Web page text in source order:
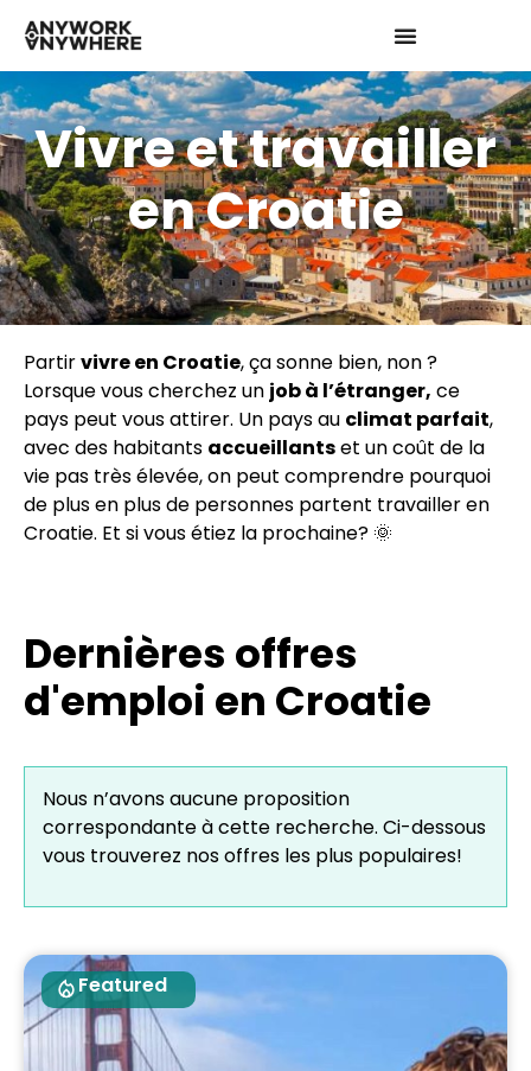
Vivre et travailler
en Croatie
Partirvivre en Croatie, ça sonne bien, non ?
Lorsque vous cherchez un job à l’étranger, ce
pays peut vous attirer. Un pays au climat parfait,
avec des habitants accueillantset un coût de la
vie pas très élevée, on peut comprendre pourquoi
de plus en plus de personnes partent travailler en
Croatie. Et si vous étiez la prochaine? 🌞
Dernières offres
d'emploi en Croatie
Nous n’avons aucune proposition
correspondante à cette recherche. Ci-dessous
vous trouverez nos offres les plus populaires!
Featured